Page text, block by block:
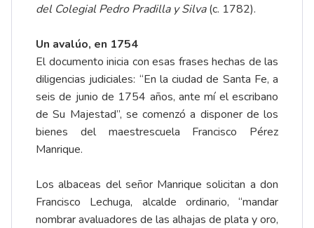
del Colegial Pedro Pradilla y Silva(c. 1782).
Un avalúo, en 1754
El documento inicia con esas frases hechas de las
diligencias judiciales: “En la ciudad de Santa Fe, a
seis de junio de 1754 años, ante mí el escribano
de Su Majestad”, se comenzó a disponer de los
bienes del maestrescuela Francisco Pérez
Manrique.
Los albaceas del señor Manrique solicitan a don
Francisco Lechuga, alcalde ordinario, “mandar
nombrar avaluadores de las alhajas de plata y oro,